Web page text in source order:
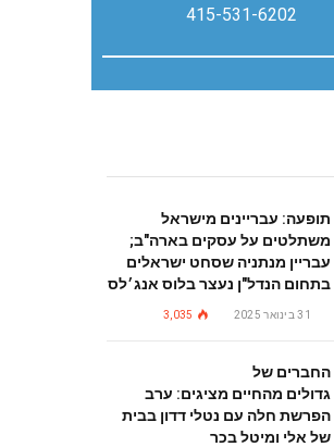
415-531-6202
תופעה: עבריינים מישראל
משתלטים על עסקים בארה"ב;
עבריין מנתניה שסחט ישראלים
בתחום הנדל"ן נעצר בלוס אנג׳לס
31 בינואר 2025 3,035
החברים של
גדולים מהחיים מציגים: ערב
הפרשת חלה עם נטלי דדון בבית
של אלי ומיטל בכר